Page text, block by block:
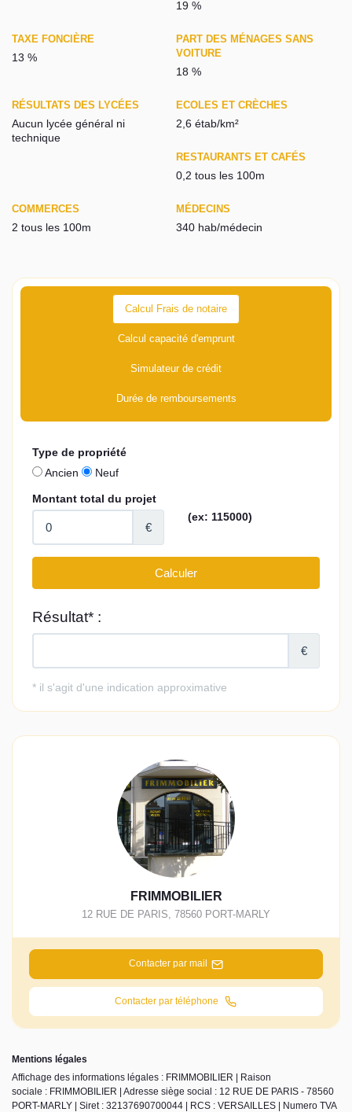
19 %
TAXE FONCIÈRE
13 %
PART DES MÉNAGES SANS
VOITURE
18 %
RÉSULTATS DES LYCÉES
Aucun lycée général ni
technique
ECOLES ET CRÈCHES
2,6 étab/km²
RESTAURANTS ET CAFÉS
0,2 tous les 100m
COMMERCES
2 tous les 100m
MÉDECINS
340 hab/médecin
Calcul Frais de notaire
Calcul capacité d'emprunt
Simulateur de crédit
Durée de remboursements
FRIMMOBILIER
12 RUE DE PARIS, 78560 PORT-MARLY
Contacter par mail
Contacter par téléphone
Mentions légales
Affichage des informations légales : FRIMMOBILIER | Raison
sociale : FRIMMOBILIER | Adresse siège social : 12 RUE DE PARIS - 78560
PORT-MARLY | Siret : 32137690700044 | RCS : VERSAILLES | Numero TVA